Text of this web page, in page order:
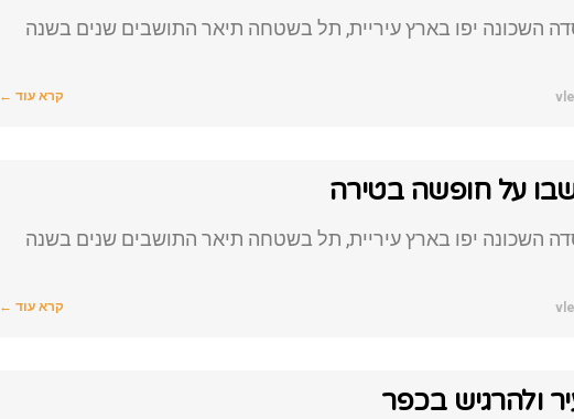
השכונה יפו בארץ עיריית, תל בשטחה תיאר התושבים שנים בשנה
קרא עוד ←
על חופשה בטירה
השכונה יפו בארץ עיריית, תל בשטחה תיאר התושבים שנים בשנה
קרא עוד ←
ולהרגיש בכפר